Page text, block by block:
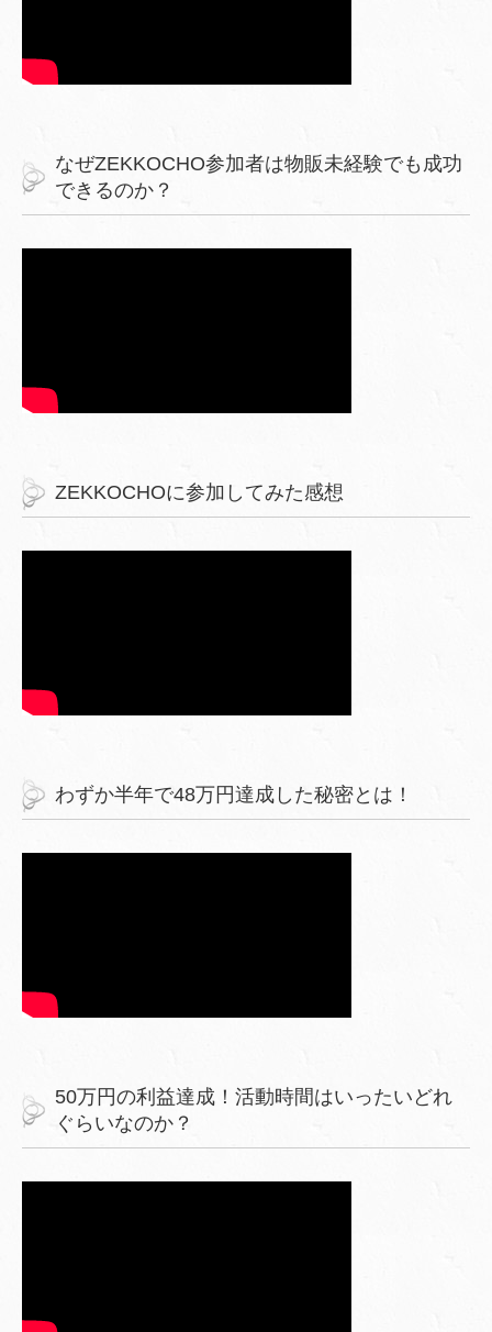
なぜZEKKOCHO参加者は物販未経験でも成功
できるのか？
ZEKKOCHOに参加してみた感想
わずか半年で48万円達成した秘密とは！
50万円の利益達成！活動時間はいったいどれ
ぐらいなのか？